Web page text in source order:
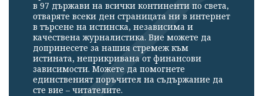
в 97 държави на всички континенти по света,
отваряте всеки ден страницата ни в интернет
в търсене на истинска, независима и
качествена журналистика. Вие можете да
допринесете за нашия стремеж към
истината, неприкривана от финансови
зависимости. Можете да помогнете
единственият поръчител на съдържание да
сте вие – читателите.